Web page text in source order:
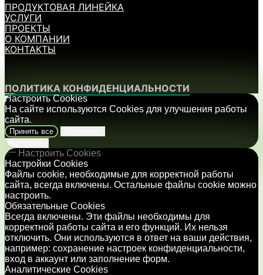
ПРОДУКТОВАЯ ЛИНЕЙКА
УСЛУГИ
ПРОЕКТЫ
О КОМПАНИИ
КОНТАКТЫ
ПОЛИТИКА КОНФИДЕНЦИАЛЬНОСТИ
Настроить Cookies
На сайте используются Cookies для улучшения работы
сайта.
Принять все
Настроить
Настроить Cookies
Настройки Cookies
Файлы cookie, необходимые для корректной работы
сайта, всегда включены. Остальные файлы cookie можно
настроить.
Обязательные Cookies
Всегда включены. Эти файлы необходимы для
корректной работы сайта и его функций. Их нельзя
отключить. Они используются в ответ на ваши действия,
например: сохранение настроек конфиденциальности,
вход в аккаунт или заполнение форм.
Аналитические Cookies